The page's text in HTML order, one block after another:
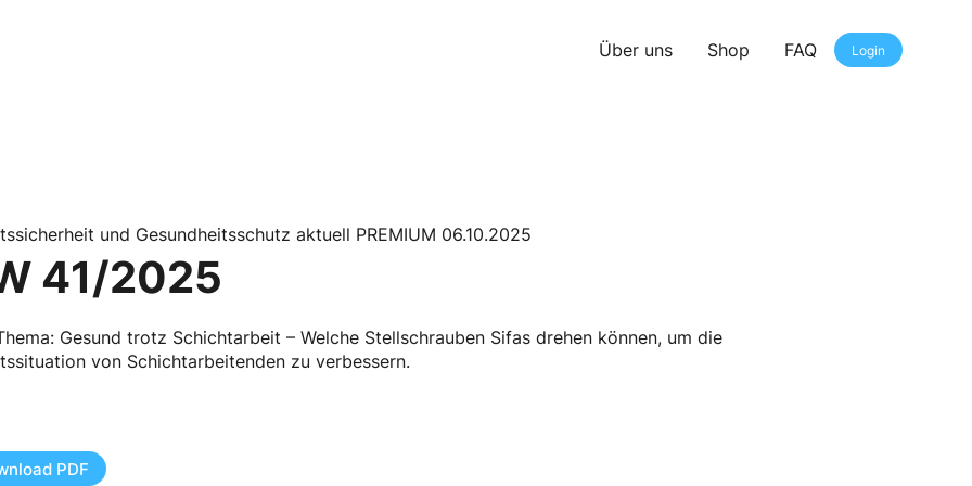
Über uns Shop FAQ Login
und Gesundheitsschutz aktuell PREMIUM 06.10.2025
41/2025
Gesund trotz Schichtarbeit – Welche Stellschrauben Sifas drehen können, um die
von Schichtarbeitenden zu verbessern.
PDF